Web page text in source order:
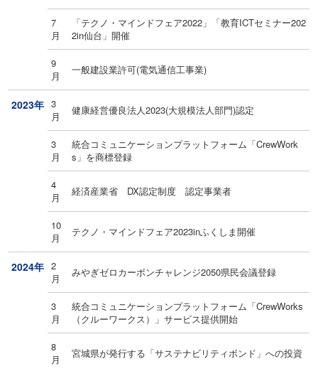
7
月
「テクノ・マインドフェア2022」「教育ICTセミナー202
2in仙台」開催
9
月
一般建設業許可(電気通信工事業)
2023年 3
月
健康経営優良法人2023(大規模法人部門)認定
3
月
統合コミュニケーションプラットフォーム「CrewWork
s」を商標登録
4
月
経済産業省 DX認定制度 認定事業者
10
月
テクノ・マインドフェア2023inふくしま開催
2024年 2
月
みやぎゼロカーボンチャレンジ2050県民会議登録
3
月
統合コミュニケーションプラットフォーム「CrewWorks
（クルーワークス）」サービス提供開始
8
月
宮城県が発行する「サステナビリティボンド」への投資